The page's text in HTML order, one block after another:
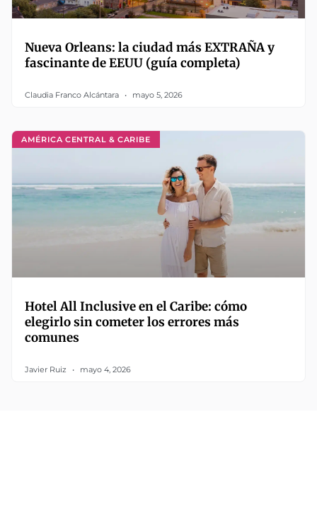
Nueva Orleans: la ciudad más EXTRAÑA y
fascinante de EEUU (guía completa)
Claudia Franco Alcántara mayo 5, 2026
AMÉRICA CENTRAL & CARIBE
Hotel All Inclusive en el Caribe: cómo
elegirlo sin cometer los errores más
comunes
Javier Ruiz mayo 4, 2026